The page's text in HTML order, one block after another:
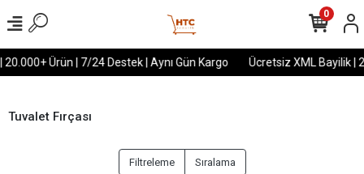
Ürün | 7/24 Destek | Aynı Gün Kargo Ücretsiz XML Bayilik |
0
Tuvalet Fırçası
Filtreleme Sıralama